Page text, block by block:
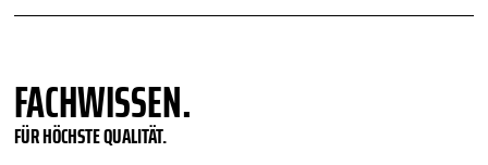
FACHWISSEN.
FÜR HÖCHSTE QUALITÄT.